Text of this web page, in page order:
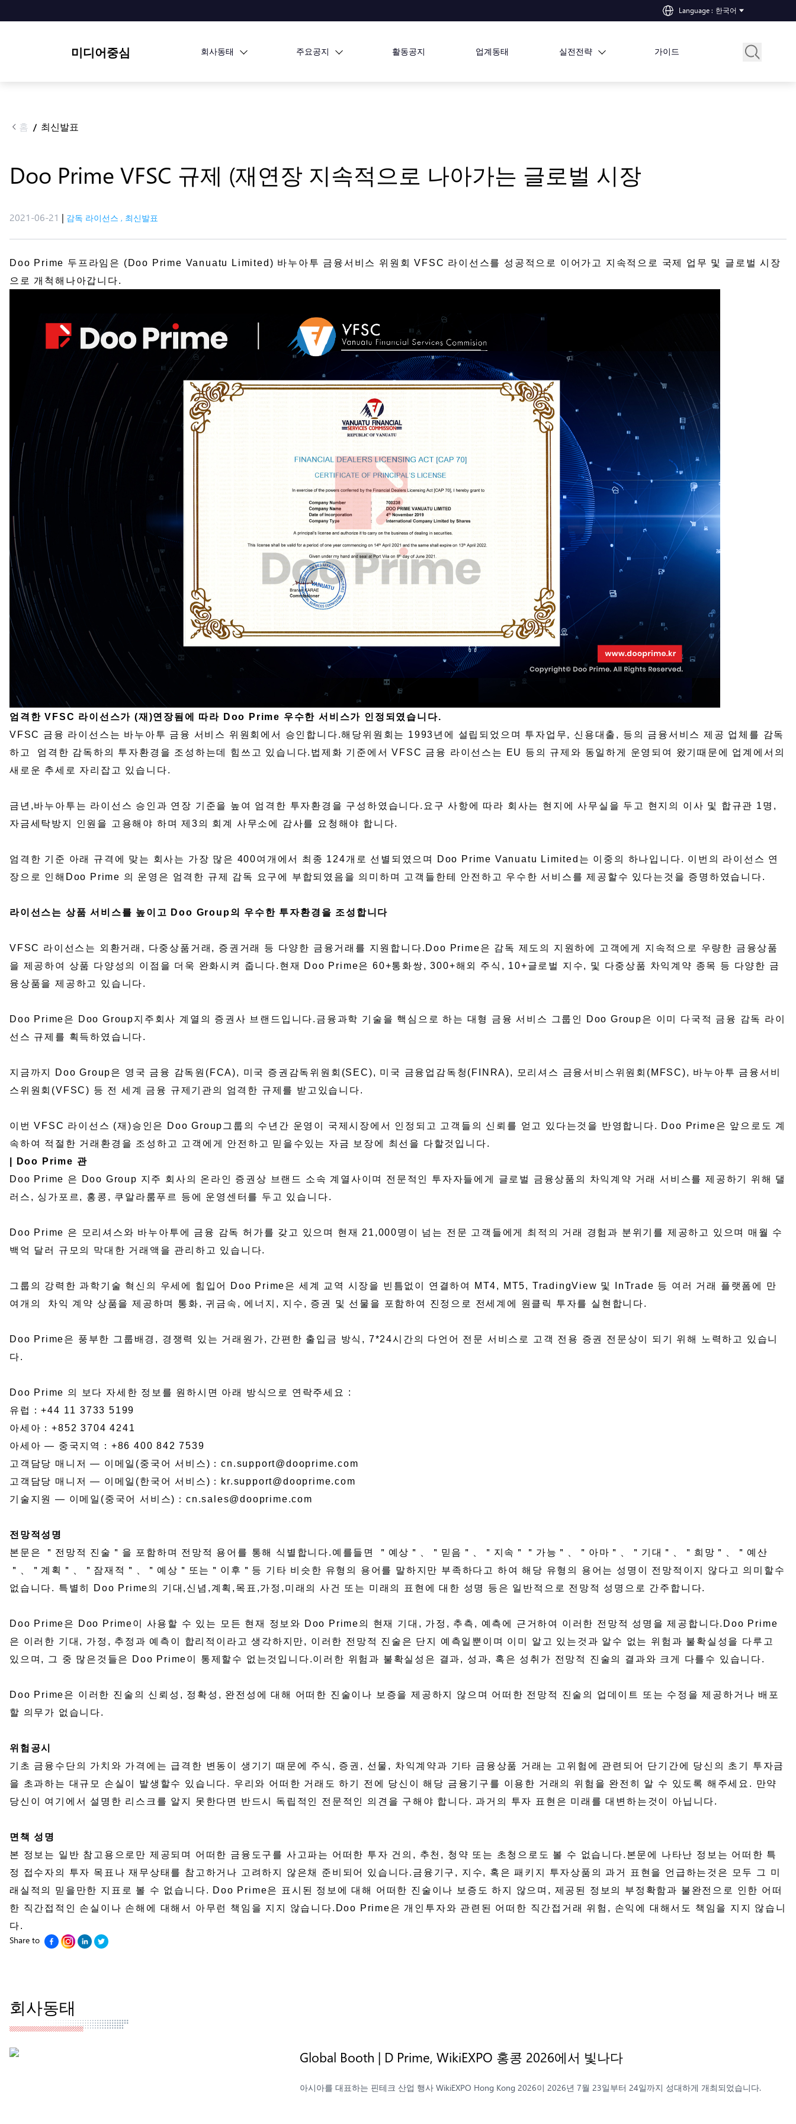
Language : 한국어
미디어중심 회사동태 주요공지 활동공지 업계동태 실전전략 가이드
홈 / 최신발표
Doo Prime VFSC 규제 (재연장 지속적으로 나아가는 글로벌 시장
2021-06-21 | 감독 라이선스 , 최신발표
Doo Prime 두프라임은 (Doo Prime Vanuatu Limited) 바누아투 금융서비스 위원회 VFSC 라이선스를 성공적으로 이어가고 지속적으로 국제 업무 및 글로벌 시장
으로 개척해나아갑니다.
엄격한 VFSC 라이선스가 (재)연장됨에 따라 Doo Prime 우수한 서비스가 인정되였습니다.
VFSC 금융 라이선스는 바누아투 금융 서비스 위원회에서 승인합니다.해당위원회는 1993년에 설립되었으며 투자업무, 신용대출, 등의 금융서비스 제공 업체를 감독
하고 엄격한 감독하의 투자환경을 조성하는데 힘쓰고 있습니다.법제화 기준에서 VFSC 금융 라이선스는 EU 등의 규제와 동일하게 운영되여 왔기때문에 업계에서의
새로운 추세로 자리잡고 있습니다.
금년,바누아투는 라이선스 승인과 연장 기준을 높여 엄격한 투자환경을 구성하였습니다.요구 사항에 따라 회사는 현지에 사무실을 두고 현지의 이사 및 합규관 1명,
자금세탁방지 인원을 고용해야 하며 제3의 회계 사무소에 감사를 요청해야 합니다.
엄격한 기준 아래 규격에 맞는 회사는 가장 많은 400여개에서 최종 124개로 선별되였으며 Doo Prime Vanuatu Limited는 이중의 하나입니다. 이번의 라이선스 연
장으로 인해Doo Prime 의 운영은 엄격한 규제 감독 요구에 부합되였음을 의미하며 고객들한테 안전하고 우수한 서비스를 제공할수 있다는것을 증명하였습니다.
라이선스는 상품 서비스를 높이고 Doo Group의 우수한 투자환경을 조성합니다
VFSC 라이선스는 외환거래, 다중상품거래, 증권거래 등 다양한 금융거래를 지원합니다.Doo Prime은 감독 제도의 지원하에 고객에게 지속적으로 우량한 금융상품
을 제공하여 상품 다양성의 이점을 더욱 완화시켜 줍니다.현재 Doo Prime은 60+통화쌍, 300+해외 주식, 10+글로벌 지수, 및 다중상품 차익계약 종목 등 다양한 금
융상품을 제공하고 있습니다.
Doo Prime은 Doo Group지주회사 계열의 증권사 브랜드입니다.금융과학 기술을 핵심으로 하는 대형 금융 서비스 그룹인 Doo Group은 이미 다국적 금융 감독 라이
선스 규제를 획득하였습니다.
지금까지 Doo Group은 영국 금융 감독원(FCA), 미국 증권감독위원회(SEC), 미국 금융업감독청(FINRA), 모리셔스 금융서비스위원회(MFSC), 바누아투 금융서비
스위원회(VFSC) 등 전 세계 금융 규제기관의 엄격한 규제를 받고있습니다.
이번 VFSC 라이선스 (재)승인은 Doo Group그룹의 수년간 운영이 국제시장에서 인정되고 고객들의 신뢰를 얻고 있다는것을 반영합니다. Doo Prime은 앞으로도 계
속하여 적절한 거래환경을 조성하고 고객에게 안전하고 믿을수있는 자금 보장에 최선을 다할것입니다.
| Doo Prime 관
Doo Prime 은 Doo Group 지주 회사의 온라인 증권상 브랜드 소속 계열사이며 전문적인 투자자들에게 글로벌 금융상품의 차익계약 거래 서비스를 제공하기 위해 댈
러스, 싱가포르, 홍콩, 쿠알라룸푸르 등에 운영센터를 두고 있습니다.
Doo Prime 은 모리셔스와 바누아투에 금융 감독 허가를 갖고 있으며 현재 21,000명이 넘는 전문 고객들에게 최적의 거래 경험과 분위기를 제공하고 있으며 매월 수
백억 달러 규모의 막대한 거래액을 관리하고 있습니다.
그룹의 강력한 과학기술 혁신의 우세에 힘입어 Doo Prime은 세계 교역 시장을 빈틈없이 연결하여 MT4, MT5, TradingView 및 InTrade 등 여러 거래 플랫폼에 만
여개의 차익 계약 상품을 제공하며 통화, 귀금속, 에너지, 지수, 증권 및 선물을 포함하여 진정으로 전세계에 원클릭 투자를 실현합니다.
Doo Prime은 풍부한 그룹배경, 경쟁력 있는 거래원가, 간편한 출입금 방식, 7*24시간의 다언어 전문 서비스로 고객 전용 증권 전문상이 되기 위해 노력하고 있습니
다.
Doo Prime 의 보다 자세한 정보를 원하시면 아래 방식으로 연락주세요 :
유럽：+44 11 3733 5199
아세아：+852 3704 4241
아세아 — 중국지역：+86 400 842 7539
고객담당 매니저 — 이메일(중국어 서비스)：cn.support@dooprime.com
고객담당 매니저 — 이메일(한국어 서비스)：kr.support@dooprime.com
기술지원 — 이메일(중국어 서비스)：cn.sales@dooprime.com
전망적성명
본문은 ＂전망적 진술＂을 포함하며 전망적 용어를 통해 식별합니다.예를들면 ＂예상＂、＂믿음＂、＂지속＂＂가능＂、＂아마＂、＂기대＂、＂희망＂、＂예산
＂、＂계획＂、＂잠재적＂、＂예상＂또는＂이후＂등 기타 비슷한 유형의 용어를 말하지만 부족하다고 하여 해당 유형의 용어는 성명이 전망적이지 않다고 의미할수
없습니다. 특별히 Doo Prime의 기대,신념,계획,목표,가정,미래의 사건 또는 미래의 표현에 대한 성명 등은 일반적으로 전망적 성명으로 간주합니다.
Doo Prime은 Doo Prime이 사용할 수 있는 모든 현재 정보와 Doo Prime의 현재 기대, 가정, 추측, 예측에 근거하여 이러한 전망적 성명을 제공합니다.Doo Prime
은 이러한 기대, 가정, 추정과 예측이 합리적이라고 생각하지만, 이러한 전망적 진술은 단지 예측일뿐이며 이미 알고 있는것과 알수 없는 위험과 불확실성을 다루고
있으며, 그 중 많은것들은 Doo Prime이 통제할수 없는것입니다.이러한 위험과 불확실성은 결과, 성과, 혹은 성취가 전망적 진술의 결과와 크게 다를수 있습니다.
Doo Prime은 이러한 진술의 신뢰성, 정확성, 완전성에 대해 어떠한 진술이나 보증을 제공하지 않으며 어떠한 전망적 진술의 업데이트 또는 수정을 제공하거나 배포
할 의무가 없습니다.
위험공시
기초 금융수단의 가치와 가격에는 급격한 변동이 생기기 때문에 주식, 증권, 선물, 차익계약과 기타 금융상품 거래는 고위험에 관련되어 단기간에 당신의 초기 투자금
을 초과하는 대규모 손실이 발생할수 있습니다. 우리와 어떠한 거래도 하기 전에 당신이 해당 금융기구를 이용한 거래의 위험을 완전히 알 수 있도록 해주세요. 만약
당신이 여기에서 설명한 리스크를 알지 못한다면 반드시 독립적인 전문적인 의견을 구해야 합니다. 과거의 투자 표현은 미래를 대변하는것이 아닙니다.
면책 성명
본 정보는 일반 참고용으로만 제공되며 어떠한 금융도구를 사고파는 어떠한 투자 건의, 추천, 청약 또는 초청으로도 볼 수 없습니다.본문에 나타난 정보는 어떠한 특
정 접수자의 투자 목표나 재무상태를 참고하거나 고려하지 않은채 준비되어 있습니다.금융기구, 지수, 혹은 패키지 투자상품의 과거 표현을 언급하는것은 모두 그 미
래실적의 믿을만한 지표로 볼 수 없습니다. Doo Prime은 표시된 정보에 대해 어떠한 진술이나 보증도 하지 않으며, 제공된 정보의 부정확함과 불완전으로 인한 어떠
한 직간접적인 손실이나 손해에 대해서 아무런 책임을 지지 않습니다.Doo Prime은 개인투자와 관련된 어떠한 직간접거래 위험, 손익에 대해서도 책임을 지지 않습니
다.
Share to
회사동태
Global Booth | D Prime, WikiEXPO 홍콩 2026에서 빛나다
아시아를 대표하는 핀테크 산업 행사 WikiEXPO Hong Kong 2026이 2026년 7월 23일부터 24일까지 성대하게 개최되었습니다.